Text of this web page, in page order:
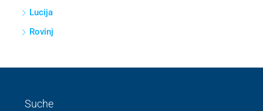
Lucija
Rovinj
Suche